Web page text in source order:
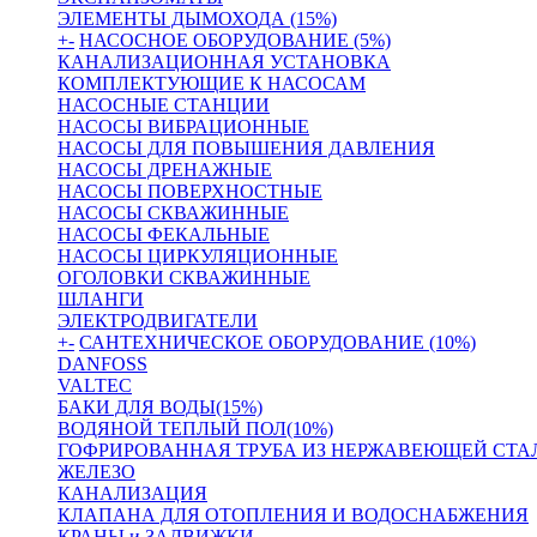
ЭЛЕМЕНТЫ ДЫМОХОДА (15%)
+- НАСОСНОЕ ОБОРУДОВАНИЕ (5%)
КАНАЛИЗАЦИОННАЯ УСТАНОВКА
КОМПЛЕКТУЮЩИЕ К НАСОСАМ
НАСОСНЫЕ СТАНЦИИ
НАСОСЫ ВИБРАЦИОННЫЕ
НАСОСЫ ДЛЯ ПОВЫШЕНИЯ ДАВЛЕНИЯ
НАСОСЫ ДРЕНАЖНЫЕ
НАСОСЫ ПОВЕРХНОСТНЫЕ
НАСОСЫ СКВАЖИННЫЕ
НАСОСЫ ФЕКАЛЬНЫЕ
НАСОСЫ ЦИРКУЛЯЦИОННЫЕ
ОГОЛОВКИ СКВАЖИННЫЕ
ШЛАНГИ
ЭЛЕКТРОДВИГАТЕЛИ
+- САНТЕХНИЧЕСКОЕ ОБОРУДОВАНИЕ (10%)
DANFOSS
VALTEC
БАКИ ДЛЯ ВОДЫ(15%)
ВОДЯНОЙ ТЕПЛЫЙ ПОЛ(10%)
ГОФРИРОВАННАЯ ТРУБА ИЗ НЕРЖАВЕЮЩЕЙ
ЖЕЛЕЗО
КАНАЛИЗАЦИЯ
КЛАПАНА ДЛЯ ОТОПЛЕНИЯ И ВОДОСНАБЖЕНИЯ